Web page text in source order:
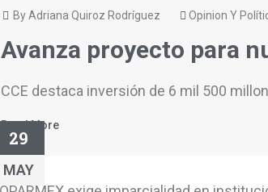
By Adriana Quiroz Rodríguez Opinion Y
Avanza proyecto para
CCE destaca inversión de 6 mil 500
Read More
29
MAY